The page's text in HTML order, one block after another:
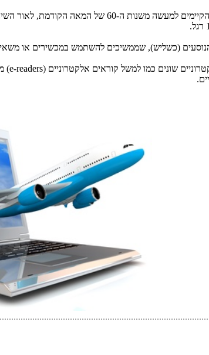
חוות הדעת משקפת קונצנזוס, שיש לשנות את
(כשליש), שממשיכים להשתמש במכשירים או
שונים כמו למשל קוראים אלקטרוניים (e-readers)